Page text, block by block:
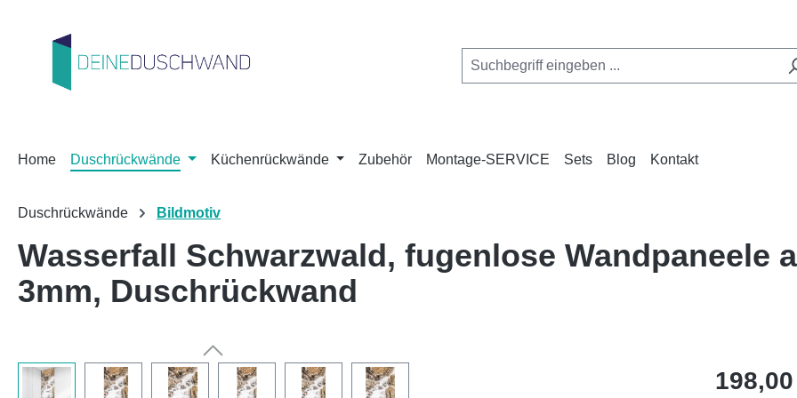
Home Duschrückwände Küchenrückwände Zubehör Montage-SERVICE Sets Blog Kontakt
Duschrückwände Bildmotiv
Wasserfall Schwarzwald, fugenlose Wandpaneele
3mm, Duschrückwand
Regulärer